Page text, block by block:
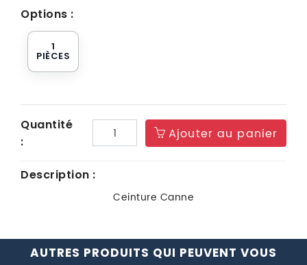
Options :
1
PIÈCES
Quantité
:
Ajouter au panier
Description :
Ceinture Canne
AUTRES PRODUITS QUI PEUVENT VOUS